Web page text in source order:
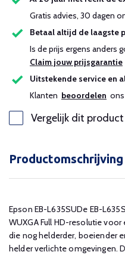
Gratis advies, 30 dagen
Betaal altijd de laagste
Is de prijs ergens anders
Claim jouw prijsgarantie
Uitstekende service en
Klanten beoordelen ons
Vergelijk dit product
Productomschrijving
Epson EB-L635SUDe EB-
WUXGA Full HD-resolutie
die nog helderder, boeiender
helder verlichte omgevingen.